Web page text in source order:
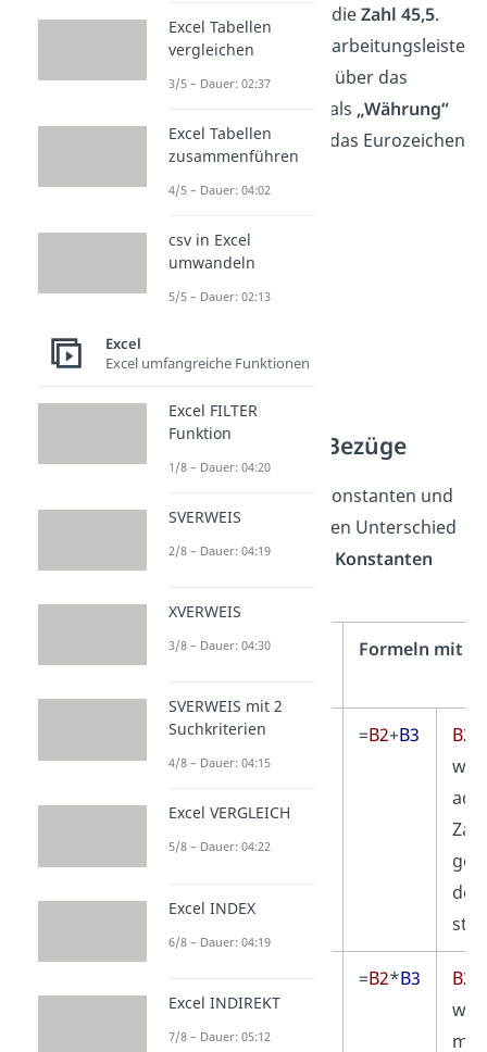
Die Zelle B3 enthält nur dieZahl 45,5.
Das kannst du in der Bearbeitungsleiste
sehen. Da sie allerdings über das
oben als „Währung“
formatiert wurde, wird das Eurozeichen
Konstanten und Bezüge
In Excel kannst du mit Konstanten und
Zellbezügen rechnen. Den Unterschied
siehst du in der Tabelle: Konstanten
Formeln mit
Formeln mit
1+2
1 und 2
werden
=B2+B3 B2
werden
multipliziert.
=B2*B3 B2
Excel Tabellen
vergleichen
3/5 – Dauer: 02:37
Excel Tabellen
zusammenführen
4/5 – Dauer: 04:02
csv in Excel
umwandeln
5/5 – Dauer: 02:13
Excel
Excel umfangreiche Funktionen
Excel FILTER
Funktion
1/8 – Dauer: 04:20
SVERWEIS
2/8 – Dauer: 04:19
XVERWEIS
3/8 – Dauer: 04:30
SVERWEIS mit 2
Suchkriterien
4/8 – Dauer: 04:15
Excel VERGLEICH
5/8 – Dauer: 04:22
Excel INDEX
6/8 – Dauer: 04:19
Excel INDIREKT
7/8 – Dauer: 05:12